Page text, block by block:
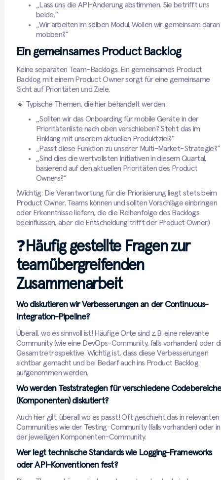
„Lass uns die API-Änderung abstimmen. Sie betrifft uns
beide.“
„Wir arbeiten im selben Modul. Wollen wir gemeinsam daran
mobben?“
Ein gemeinsames Product Backlog
Keine separaten Team-Backlogs. Ein gemeinsames Product
Backlog mit einem Product Owner sorgt für eine gemeinsame
Sicht auf Prioritäten und Ziele.
🔹 Typische Themen, die hier behandelt werden:
„Sollten wir das Onboarding für mobile Geräte in der
Prioritätenliste nach oben verschieben? Steht das im
Einklang mit unserem aktuellen Produktziel?“
„Passt diese Funktion zu unserer Multi-Market-Strategie?“
„Sind dies die wertvollsten Initiativen in diesem Quartal,
basierend auf den aktuellen Prioritäten des Product
Owners?“
(Wichtig: Die Verantwortung für die Priorisierung liegt stets beim
Product Owner. Teams können und sollten Vorschläge einbringen
oder Erkenntnisse liefern, die die Reihenfolge des Backlogs
beeinflussen, aber die Entscheidung trifft der Product Owner.)
❓ Häufig gestellte Fragen zur
teamübergreifenden
Zusammenarbeit
Wo diskutieren wir Verbesserungen an der Continuous-
Integration-Pipeline?
Überall, wo es sinnvoll ist! Häufige Orte sind z. B. eine relevante
Community (wie eine DevOps-Community, falls vorhanden) oder
Gesamtretrospektive. Wichtig ist, dass diese Verbesserungen
sichtbar gemacht und bei Bedarf auch ins Product Backlog
aufgenommen werden.
Wo werden Teststrategien für verschiedene
(Komponenten) diskutiert?
Auch hier gilt: überall wo es passt! Oft geschieht das in relevanten
Communities wie der Testing-Community (falls vorhanden) oder in
der jeweiligen Komponenten-Community.
Wer legt technische Standards wie Logging-Frameworks
oder API-Konventionen fest?